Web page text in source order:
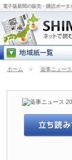
電子版新聞の販売・購読ポー
ホーム ＞ 薬事ニュース